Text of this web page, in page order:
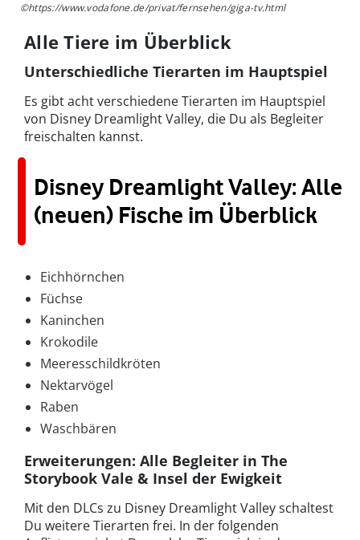
©https://www.vodafone.de/privat/fernsehen/giga-tv.html
Alle Tiere im Überblick
Unterschiedliche Tierarten im Hauptspiel
Es gibt acht verschiedene Tierarten im Hauptspiel
von Disney Dreamlight Valley, die Du als Begleiter
freischalten kannst.
Disney Dreamlight Valley: Alle
(neuen) Fische im Überblick
Eichhörnchen
Füchse
Kaninchen
Krokodile
Meeresschildkröten
Nektarvögel
Raben
Waschbären
Erweiterungen: Alle Begleiter in The
Storybook Vale & Insel der Ewigkeit
Mit den DLCs zu Disney Dreamlight Valley schaltest
Du weitere Tierarten frei. In der folgenden